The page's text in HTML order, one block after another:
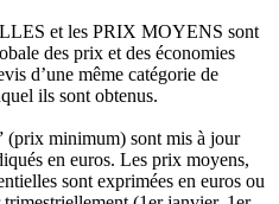
et les PRIX MOYENS sont
des prix et des économies
d’une même catégorie de
ils sont obtenus.
minimum) sont mis à jour
en euros. Les prix moyens,
sont exprimées en euros ou